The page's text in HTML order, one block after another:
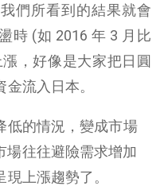
們所看到的結果就會
時 (如 2016 年 3 月比
，好像是大家把日圓
流入日本。
低的情況，變成市場
場往往避險需求增加
上漲趨勢了。